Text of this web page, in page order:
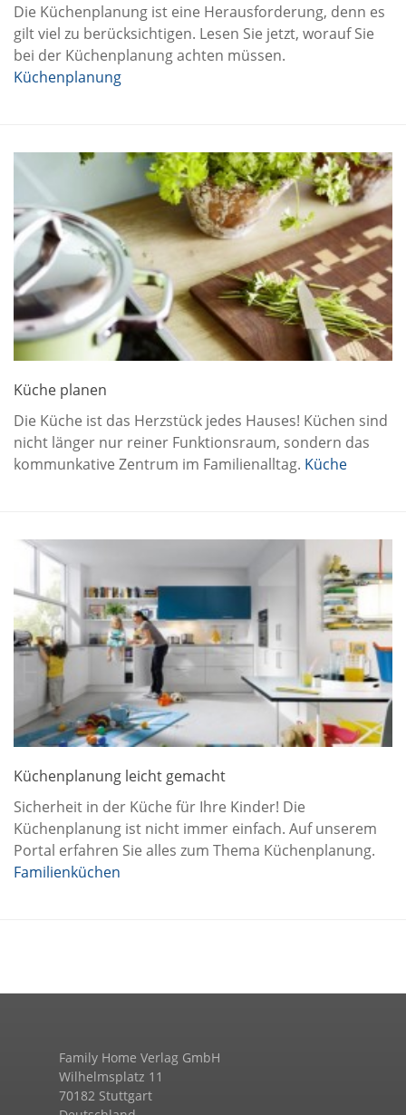
Die Küchenplanung ist eine Herausforderung, denn es
gilt viel zu berücksichtigen. Lesen Sie jetzt, worauf Sie
bei der Küchenplanung achten müssen.
Küchenplanung
Küche planen
Die Küche ist das Herzstück jedes Hauses! Küchen sind
nicht länger nur reiner Funktionsraum, sondern das
kommunkative Zentrum im Familienalltag. Küche
Küchenplanung leicht gemacht
Sicherheit in der Küche für Ihre Kinder! Die
Küchenplanung ist nicht immer einfach. Auf unserem
Portal erfahren Sie alles zum Thema Küchenplanung.
Familienküchen
Family Home Verlag GmbH
Wilhelmsplatz 11
70182 Stuttgart